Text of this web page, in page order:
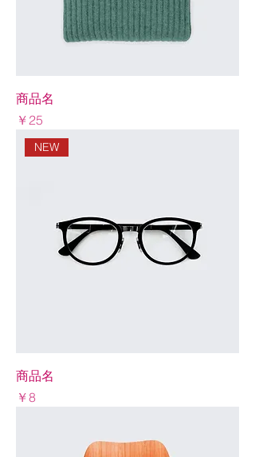
商品名
Price
￥25
NEW
商品名
Price
￥8